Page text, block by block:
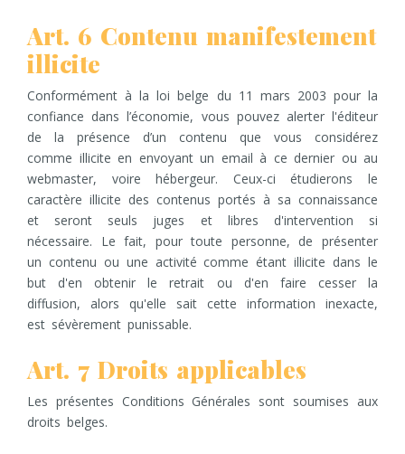
Art. 6 Contenu manifestement
illicite
Conformément à la loi belge du 11 mars 2003 pour la
confiance dans l’économie, vous pouvez alerter l'éditeur
de la présence d’un contenu que vous considérez
comme illicite en envoyant un email à ce dernier ou au
webmaster, voire hébergeur. Ceux-ci étudierons le
caractère illicite des contenus portés à sa connaissance
et seront seuls juges et libres d'intervention si
nécessaire. Le fait, pour toute personne, de présenter
un contenu ou une activité comme étant illicite dans le
but d'en obtenir le retrait ou d'en faire cesser la
diffusion, alors qu'elle sait cette information inexacte,
est sévèrement punissable.
Art. 7 Droits applicables
Les présentes Conditions Générales sont soumises aux
droits belges.